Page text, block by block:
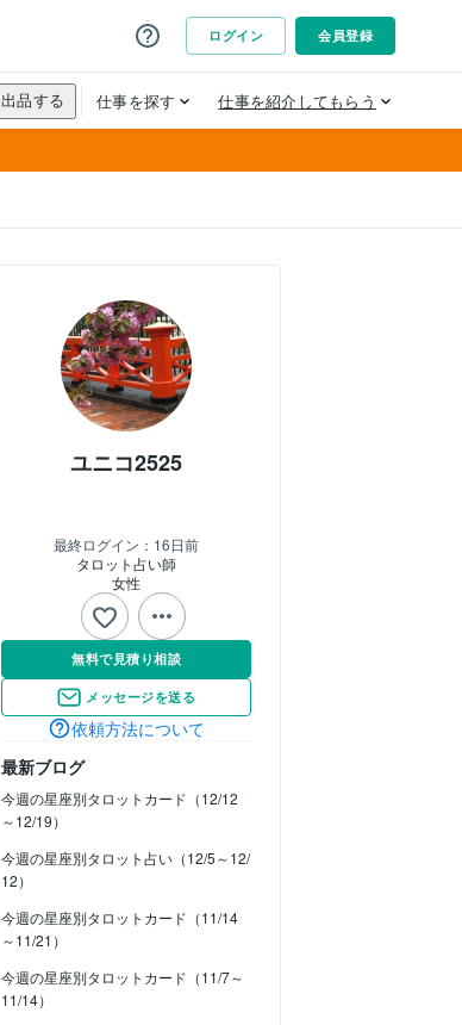
ユニコ2525
最終ログイン： 16日前
タロット占い師
女性
無料で見積り相談
メッセージを送る
依頼方法について
最新ブログ
今週の星座別タロットカード（12/12
～12/19）
今週の星座別タロット占い（12/5～12/
12）
今週の星座別タロットカード（11/14
～11/21）
今週の星座別タロットカード（11/7～
11/14）